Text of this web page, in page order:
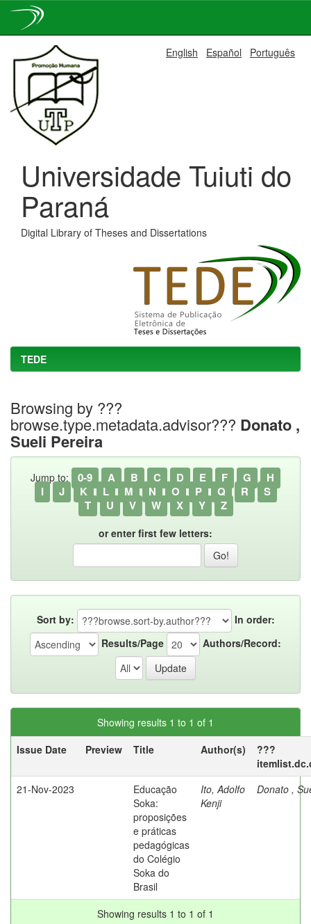
navigation
English Español Português
Universidade Tuiuti do
Paraná
Digital Library of Theses and Dissertations
TEDE
Browsing by ???
browse.type.metadata.advisor??? Donato ,
Sueli Pereira
Jump to: 0-9 A B C D E F G
H
I
J K L M N O P Q R
S
T
U V W X Y Z
or enter first few letters:
Sort by:
In order:
Results/Page
Authors/Record:
Showing results 1 to 1 of 1
Issue Date
Preview Title Author(s)
???
21-Nov-2023
Educação
Soka:
proposições
e práticas
pedagógicas
do Colégio
Soka do
Brasil
Ito, Adolfo
Kenji
Donato ,
Showing results 1 to 1 of 1